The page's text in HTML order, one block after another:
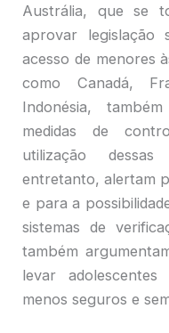
Austrália, que se
aprovar legislação
acesso de menores
como Canadá,
Indonésia,
medidas de
utilização dessas
entretanto, alertam
e para a
sistemas de
também
levar
menos seguros e